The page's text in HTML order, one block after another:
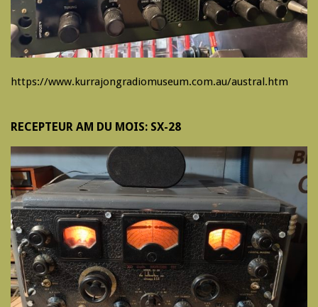
https://www.kurrajongradiomuseum.com.au/austral.htm
RECEPTEUR AM DU MOIS: SX-28